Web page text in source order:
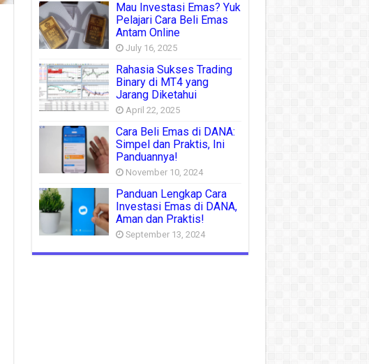
Mau Investasi Emas? Yuk
Pelajari Cara Beli Emas
Antam Online
July 16, 2025
Rahasia Sukses Trading
Binary di MT4 yang
Jarang Diketahui
April 22, 2025
Cara Beli Emas di DANA:
Simpel dan Praktis, Ini
Panduannya!
November 10, 2024
Panduan Lengkap Cara
Investasi Emas di DANA,
Aman dan Praktis!
September 13, 2024